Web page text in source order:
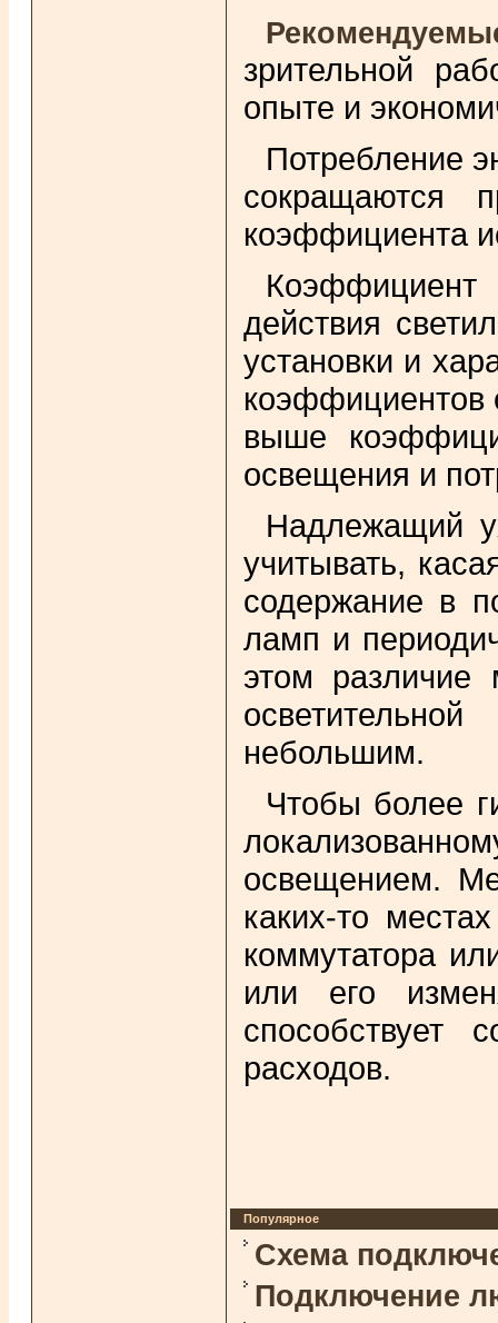
зрительной
опыте и
Потребление
сокращаются
коэффициента
действия
установки и
коэффициентов
выше
освещения и
Надлежащий
учитывать,
содержание в
ламп и
этом различие
небольшим.
Чтобы более
освещением.
каких-то
коммутатора
или его
способствует
расходов.
Популярное
Схема
Подключение